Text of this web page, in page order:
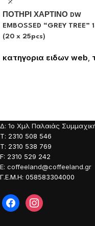
ΠΟΤΗΡΙ ΧΑΡΤΙΝΟ DW
EMBOSSED “GREY TREE”
(20 x 25pcs)
κατηγορια ειδων web
Δ: 1o Χμλ Παλαιάς
Τ: 2310 508 546
Τ: 2310 538 769
F: 2310 529 242
E: coffeeland@coffeeland.gr
Γ.Ε.Μ.Η: 058583304000